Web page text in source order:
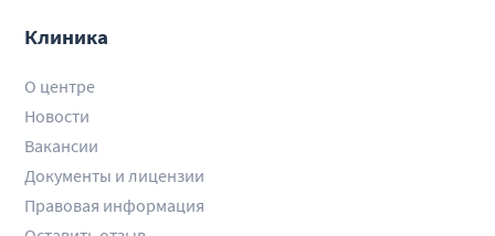
Клиника
О центре
Новости
Вакансии
Документы и лицензии
Правовая информация